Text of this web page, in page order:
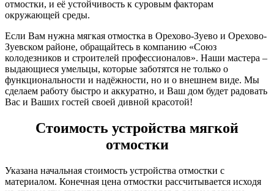
отмостки, и её устойчивость к суровым факторам
окружающей среды.
Если Вам нужна мягкая отмостка в Орехово-Зуево и Орехово-
Зуевском районе, обращайтесь в компанию «Союз
колодезников и строителей профессионалов». Наши мастера –
выдающиеся умельцы, которые заботятся не только о
функциональности и надёжности, но и о внешнем виде. Мы
сделаем работу быстро и аккуратно, и Ваш дом будет радовать
Вас и Ваших гостей своей дивной красотой!
Стоимость устройства мягкой
отмостки
Указана начальная стоимость устройства отмостки с
материалом. Конечная цена отмостки рассчитывается исходя